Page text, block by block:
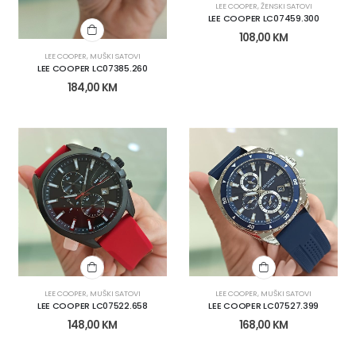
LEE COOPER, MUŠKI SATOVI
LEE COOPER LC07385.260
184,00 KM
LEE COOPER,ŽENSKI SATOVI
LEE COOPER LC07459.300
108,00 KM
LEE COOPER, MUŠKI SATOVI
LEE COOPER LC07522.658
148,00 KM
LEE COOPER, MUŠKI SATOVI
LEE COOPER LC07527.399
168,00 KM